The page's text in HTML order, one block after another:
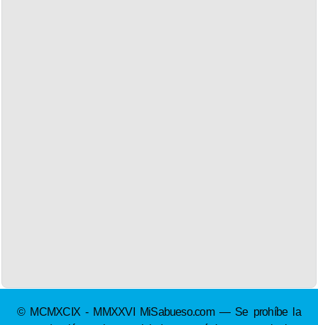
© MCMXCIX - MMXXVI MiSabueso.com — Se prohíbe la